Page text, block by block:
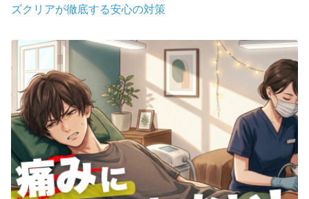
ズクリアが徹底する安心の対策